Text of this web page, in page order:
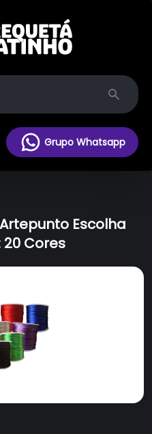
Search
Grupo Whatsapp
Escolha
Cores